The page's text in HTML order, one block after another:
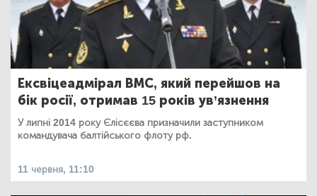
Ексвіцеадмірал ВМС, який перейшов на
бік росії, отримав 15 років ув’язнення
У липні 2014 року Єлісєєва призначили заступником
командувача балтійського флоту рф.
11 червня, 11:10